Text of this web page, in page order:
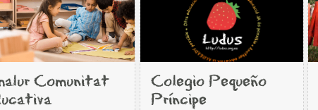
Comunitat
Colegio Pequeño
Príncipe